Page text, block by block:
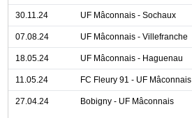
30.11.24 UF Mâconnais - Sochaux
07.08.24 UF Mâconnais - Villefranche
18.05.24 UF Mâconnais - Haguenau
11.05.24 FC Fleury 91 - UF Mâconnais
27.04.24 Bobigny - UF Mâconnais